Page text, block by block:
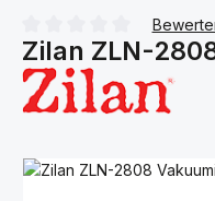
Durchschnittliche
Zilan ZLN-
Bildergalerie überspringen